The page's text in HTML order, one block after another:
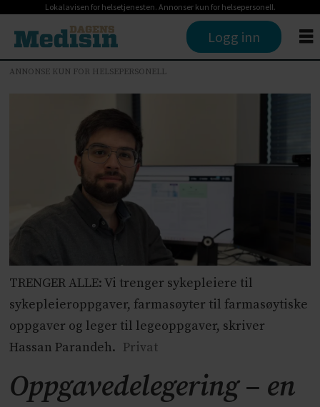
Lokalavisen for helsetjenesten. Annonser kun for helsepersonell.
Logg inn
ANNONSE KUN FOR HELSEPERSONELL
TRENGER ALLE: Vi trenger sykepleiere til
sykepleieroppgaver, farmasøyter til farmasøytiske
oppgaver og leger til legeoppgaver, skriver
Hassan Parandeh. Privat
Oppgavedelegering – en